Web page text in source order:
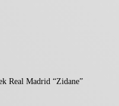
Real Madrid “Zidane”